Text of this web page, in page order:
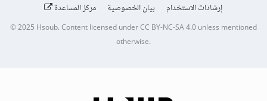
إرشادات الاستخدام
بيان الخصوصية مركز المساعدة
© 2025Hsoub.Content licensed underCC BY-NC-SA 4.0unless mentioned
otherwise.